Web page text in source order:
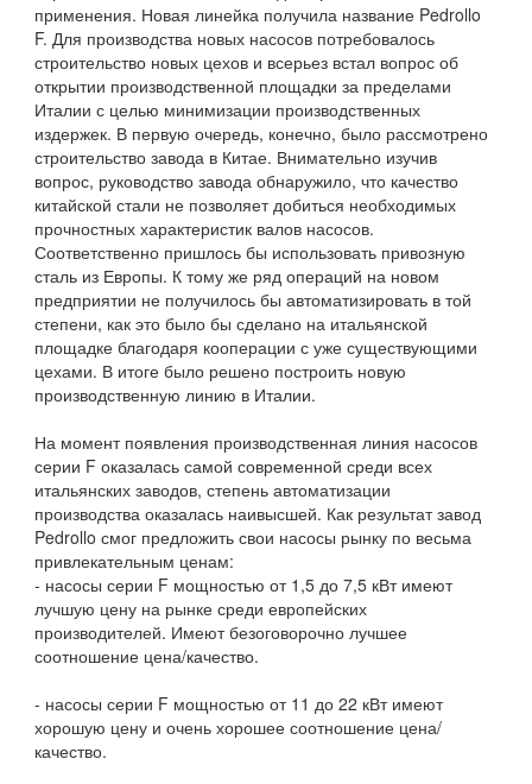
применения. Новая линейка получила название Pedrollo
F. Для производства новых насосов потребовалось
строительство новых цехов и всерьез встал вопрос об
открытии производственной площадки за пределами
Италии с целью минимизации производственных
издержек. В первую очередь, конечно, было рассмотрено
строительство завода в Китае. Внимательно изучив
вопрос, руководство завода обнаружило, что качество
китайской стали не позволяет добиться необходимых
прочностных характеристик валов насосов.
Соответственно пришлось бы использовать привозную
сталь из Европы. К тому же ряд операций на новом
предприятии не получилось бы автоматизировать в той
степени, как это было бы сделано на итальянской
площадке благодаря кооперации с уже существующими
цехами. В итоге было решено построить новую
производственную линию в Италии.
На момент появления производственная линия насосов
серии F оказалась самой современной среди всех
итальянских заводов, степень автоматизации
производства оказалась наивысшей. Как результат завод
Pedrollo смог предложить свои насосы рынку по весьма
привлекательным ценам:
- насосы серии F мощностью от 1,5 до 7,5 кВт имеют
лучшую цену на рынке среди европейских
производителей. Имеют безоговорочно лучшее
соотношение цена/качество.
- насосы серии F мощностью от 11 до 22 кВт имеют
хорошую цену и очень хорошее соотношение цена/
качество.